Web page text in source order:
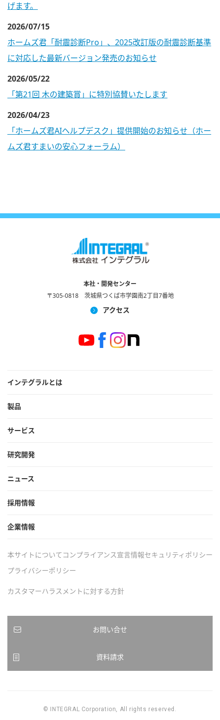
げます。
2026/07/15
ホームズ君「耐震診断Pro」、2025改訂版の耐震診断基準
に対応した最新バージョン発売のお知らせ
2026/05/22
「第21回 木の建築賞」に特別協賛いたします
2026/04/23
「ホームズ君AIヘルプデスク」提供開始のお知らせ（ホー
ムズ君すまいの安心フォーラム）
本社・開発センター
〒305-0818 茨城県つくば市学園南2丁目7番地
アクセス
インテグラルとは
製品
サービス
研究開発
ニュース
採用情報
企業情報
本サイトについてコンプライアンス宣言情報セキュリティポリシー
プライバシーポリシー
カスタマーハラスメントに対する方針
お問い合せ
資料請求
© INTEGRAL Corporation, All rights reserved.